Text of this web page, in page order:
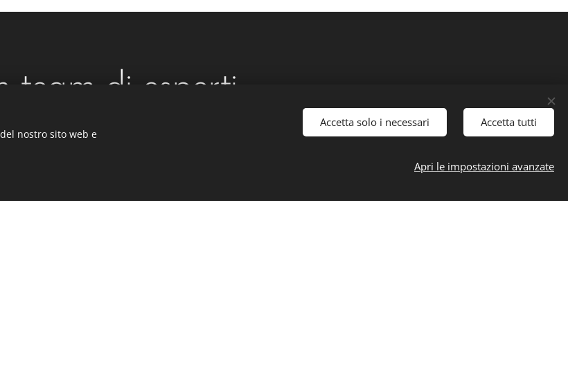
team di esperti
iste natus
"Veritatis et quasi architecto beatae vitae
nostro sito web e
Accetta solo i necessari Accetta tutti
Apri le impostazioni avanzate